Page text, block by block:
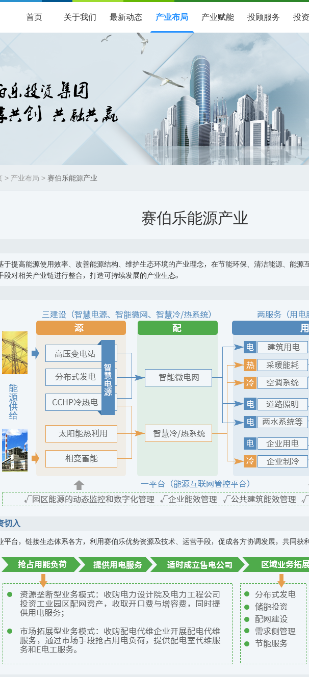
首页 关于我们 最新动态 产业布局 产业赋能 投顾服务 投
> 产业布局 > 赛伯乐能源产业
赛伯乐能源产业
于提高能源使用效率、改善能源结构、维护生态环境的产业理念，在节能环保、清洁能源、能源
段对相关产业链进行整合，打造可持续发展的产业生态。
切入
平台，链接生态体系各方，利用赛伯乐优势资源及技术、运营手段，促成各方协调发展，共同获